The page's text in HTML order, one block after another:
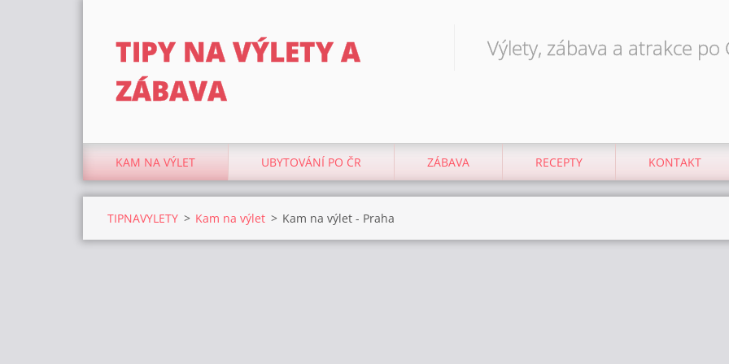
TIPY NA VÝLETY A
ZÁBAVA
Výlety, zábava a atrakce po
KAM NA VÝLET UBYTOVÁNÍ PO ČR ZÁBAVA RECEPTY KONTAKT
TIPNAVYLETY > Kam na výlet > Kam na výlet - Praha